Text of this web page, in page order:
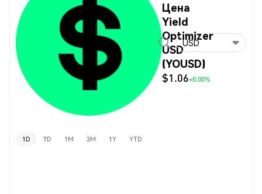
Цена
Yield
Optimizer
USD
(YOUSD)
$1.06+0.00%
USD
1D 7D 1M 3M 1Y YTD